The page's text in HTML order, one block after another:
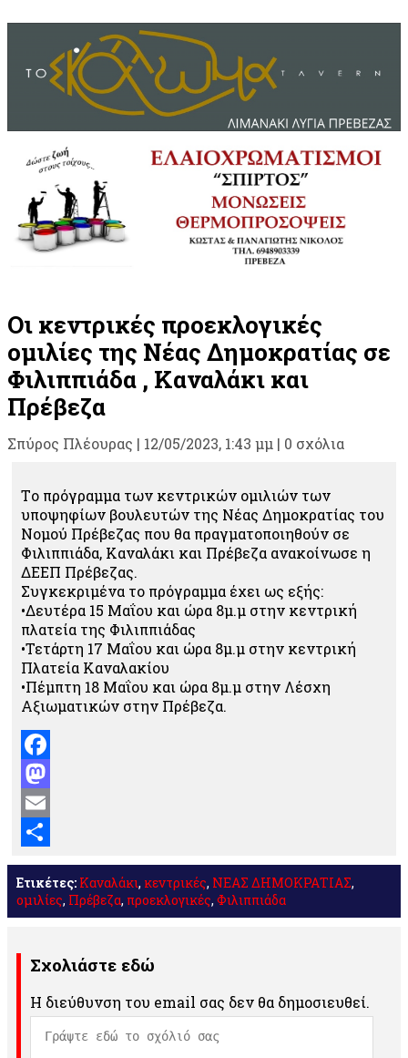
Οι κεντρικές προεκλογικές
ομιλίες της Νέας Δημοκρατίας σε
Φιλιππιάδα , Καναλάκι και
Πρέβεζα
Σπύρος Πλέουρας | 12/05/2023, 1:43 μμ | 0 σχόλια
Tο πρόγραμμα των κεντρικών ομιλιών των
υποψηφίων βουλευτών της Νέας Δημοκρατίας του
Νομού Πρέβεζας που θα πραγματοποιηθούν σε
Φιλιππιάδα, Καναλάκι και Πρέβεζα ανακοίνωσε η
ΔΕΕΠ Πρέβεζας.
Συγκεκριμένα το πρόγραμμα έχει ως εξής:
•Δευτέρα 15 Μαΐου και ώρα 8μ.μ στην κεντρική
πλατεία της Φιλιππιάδας
•Τετάρτη 17 Μαΐου και ώρα 8μ.μ στην κεντρική
Πλατεία Καναλακίου
•Πέμπτη 18 Μαΐου και ώρα 8μ.μ στην Λέσχη
Αξιωματικών στην Πρέβεζα.
Facebook
Mastodon
Email
Μοιραστείτε
Ετικέτες: Καναλάκι, κεντρικές, ΝΕΑΣ ΔΗΜΟΚΡΑΤΙΑΣ,
ομιλίες, Πρέβεζα, προεκλογικές, Φιλιππιάδα
Σχολιάστε εδώ
Η διεύθυνση του email σας δεν θα δημοσιευθεί.